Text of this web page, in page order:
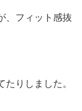
、フィット感抜
りしました。